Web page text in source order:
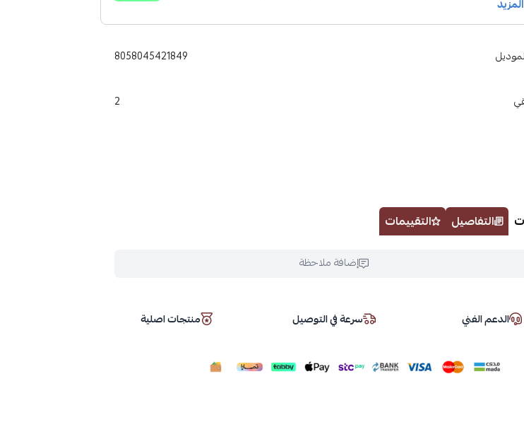
8058045421849
2
التفاصيل التقييمات
إضافة ملاحظة
الدعم الفني سرعة في التوصيل منتجات اصلية